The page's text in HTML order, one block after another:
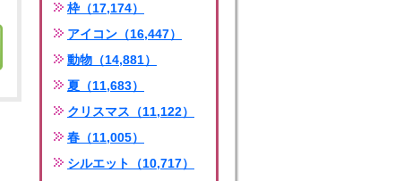
枠（17,174）
アイコン（16,447）
動物（14,881）
夏（11,683）
クリスマス（11,122）
春（11,005）
シルエット（10,717）